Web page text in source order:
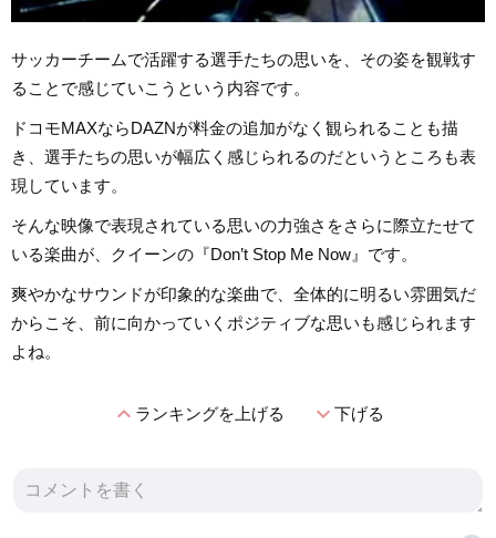
サッカーチームで活躍する選手たちの思いを、その姿を観戦す
ることで感じていこうという内容です。
ドコモMAXならDAZNが料金の追加がなく観られることも描
き、選手たちの思いが幅広く感じられるのだというところも表
現しています。
そんな映像で表現されている思いの力強さをさらに際立たせて
いる楽曲が、クイーンの『Don’t Stop Me Now』です。
爽やかなサウンドが印象的な楽曲で、全体的に明るい雰囲気だ
からこそ、前に向かっていくポジティブな思いも感じられます
よね。
expand_lessランキングを上げる expand_more下げる